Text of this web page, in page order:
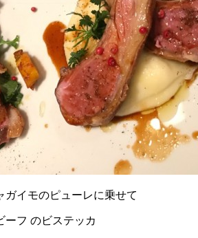
ガイモのピューレに乗せて
ーフ のビステッカ